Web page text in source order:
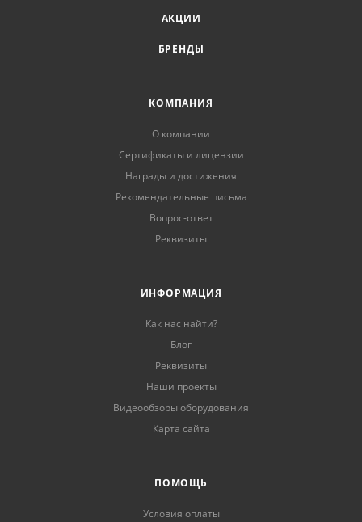
АКЦИИ
БРЕНДЫ
КОМПАНИЯ
О компании
Сертификаты и лицензии
Награды и достижения
Рекомендательные письма
Вопрос-ответ
Реквизиты
ИНФОРМАЦИЯ
Как нас найти?
Блог
Реквизиты
Наши проекты
Видеообзоры оборудования
Карта сайта
ПОМОЩЬ
Условия оплаты